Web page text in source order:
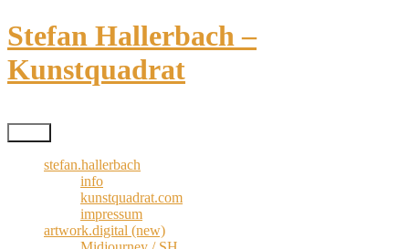
Zum
Inhalt
springen
Stefan Hallerbach –
Kunstquadrat
stefan.hallerbach
info
kunstquadrat.com
impressum
artwork.digital (new)